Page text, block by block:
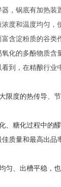
，锅底有加热
度和温度均匀，
富含淀粉质的谷
化的多酚物质含
到，在精酿行业
度的热传导、
糖化过程中的
质量和最高出品
、出槽平稳，